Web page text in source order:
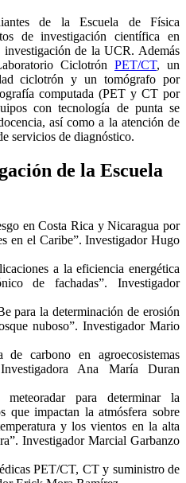
de la Escuela de Física
de investigación científica en
investigación de la UCR. Además
Ciclotrón PET/CT, un
ciclotrón y un tomógrafo por
computada (PET y CT por
con tecnología de punta se
así como a la atención de
servicios de diagnóstico.
de la Escuela
en Costa Rica y Nicaragua por
en el Caribe”. Investigador Hugo
a la eficiencia energética
de fachadas”. Investigador
para la determinación de erosión
nuboso”. Investigador Mario
carbono en agroecosistemas
Ana María Duran
para determinar la
que impactan la atmósfera sobre
y los vientos en la alta
Investigador Marcial Garbanzo
PET/CT, CT y suministro de